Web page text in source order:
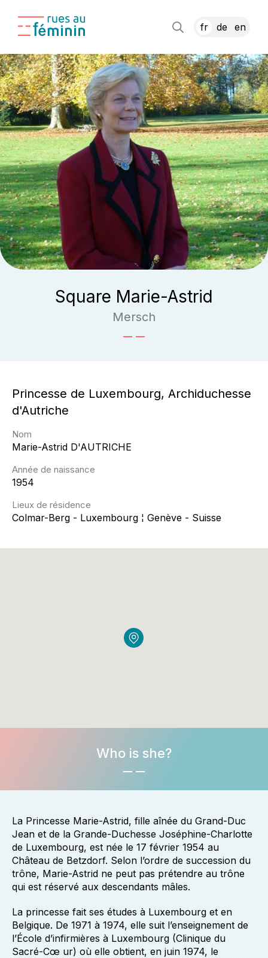
fr de en
Square Marie-Astrid
Mersch
Princesse de Luxembourg, Archiduchesse
d'Autriche
Nom
Marie-Astrid D'AUTRICHE
Année de naissance
1954
Lieux de résidence
Colmar-Berg - Luxembourg ¦ Genève - Suisse
Who is she?
La Princesse Marie-Astrid, fille aînée du Grand-Duc
Jean et de la Grande-Duchesse Joséphine-Charlotte
de Luxembourg, est née le 17 février 1954 au
Château de Betzdorf. Selon l’ordre de succession du
trône, Marie-Astrid ne peut pas prétendre au trône
qui est réservé aux descendants mâles.
La princesse fait ses études à Luxembourg et en
Belgique. De 1971 à 1974, elle suit l’enseignement de
l’École d’infirmières à Luxembourg (Clinique du
Sacré-Cœ ur) où elle obtient, en juin 1974, le